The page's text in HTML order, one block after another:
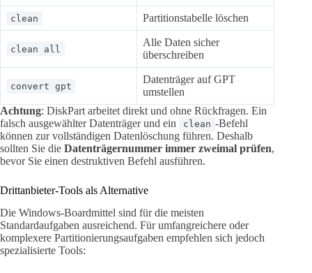
clean Partitionstabelle löschen
clean all
Alle Daten sicher
überschreiben
convert gpt
Datenträger auf GPT
umstellen
Achtung: DiskPart arbeitet direkt und ohne Rückfragen. Ein
falsch ausgewählter Datenträger und ein
clean -Befehl
können zur vollständigen Datenlöschung führen. Deshalb
sollten Sie die Datenträgernummer immer zweimal prüfen,
bevor Sie einen destruktiven Befehl ausführen.
Drittanbieter-Tools als Alternative
Die Windows-Boardmittel sind für die meisten
Standardaufgaben ausreichend. Für umfangreichere oder
komplexere Partitionierungsaufgaben empfehlen sich jedoch
spezialisierte Tools: